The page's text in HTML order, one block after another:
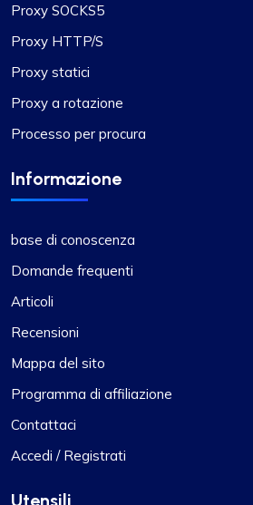
Esperienza con provider
livello
mai incontrato. Il loro servizio
abbinato ai prezzi competitivi, li
disposizione per fornire
Particolarmente degna di nota è
specifici, insieme ad altre
Proxy SOCKS5
Proxy HTTP/S
Proxy statici
Proxy a rotazione
Processo per procura
Informazione
base di conoscenza
Domande frequenti
Articoli
Recensioni
Mappa del sito
Programma di affiliazione
Contattaci
Accedi / Registrati
Utensili